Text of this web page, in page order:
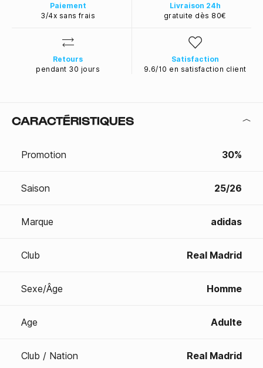
Paiement
3/4x sans frais
Livraison 24h
gratuite dès 80€
Retours
pendant 30 jours
Satisfaction
9.6/10 en satisfaction client
CARACTÉRISTIQUES
Promotion 30%
Saison 25/26
Marque adidas
Club Real Madrid
Sexe/Âge Homme
Age Adulte
Club / Nation Real Madrid